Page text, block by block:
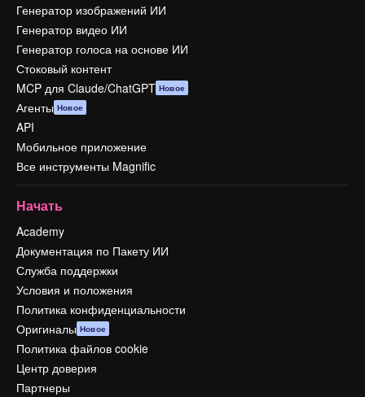
Генератор изображений ИИ
Генератор видео ИИ
Генератор голоса на основе ИИ
Стоковый контент
MCP для Claude/ChatGPT Новое
Агенты Новое
API
Мобильное приложение
Все инструменты Magnific
Начать
Academy
Документация по Пакету ИИ
Служба поддержки
Условия и положения
Политика конфиденциальности
Оригиналы Новое
Политика файлов cookie
Центр доверия
Партнеры